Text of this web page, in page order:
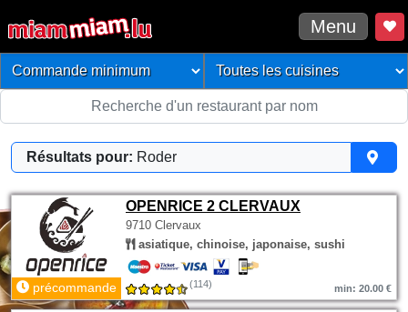
Menu
Résultats pour: Roder
OPENRICE 2 CLERVAUX
9710 Clervaux
asiatique, chinoise, japonaise, sushi
précommande (114) min: 20.00 €